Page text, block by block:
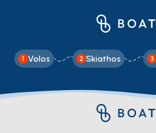
1 Volos 2 Skiathos 3